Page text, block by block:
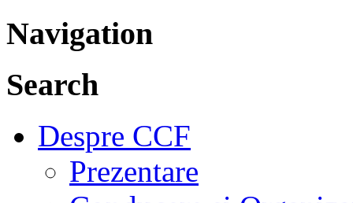
Navigation
Search
Despre CCF
Prezentare